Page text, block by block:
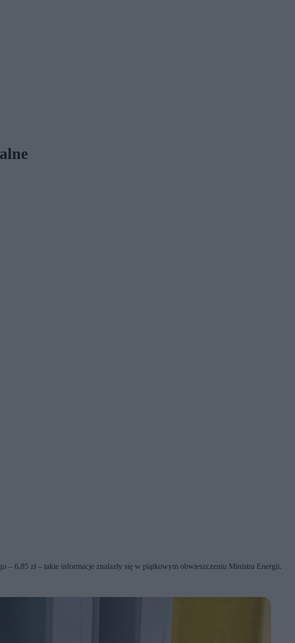
– 6,85 zł – takie informacje znalazły się w piątkowym obwieszczeniu Ministra Energii.